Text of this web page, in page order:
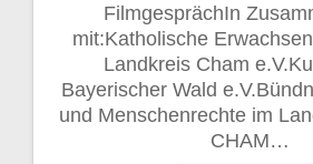
FilmgesprächIn
mit:Katholische
Landkreis Cham
Bayerischer Wald
und Menschenrechte im
CHAM…